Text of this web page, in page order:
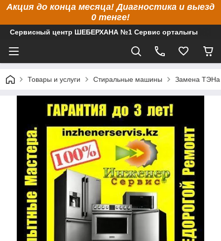
Акция до конца месяца! Диагностика и выезд
0 тенге!
Сервисный центр ШЕБЕРХАНА №1 Сервис орталығы
Товары и услуги Стиральные машины Замена ТЭНа